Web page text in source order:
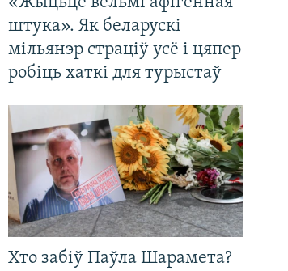
штука». Як беларускі
мільянэр страціў усё і цяпер
робіць хаткі для турыстаў
Хто забіў Паўла Шарамета?